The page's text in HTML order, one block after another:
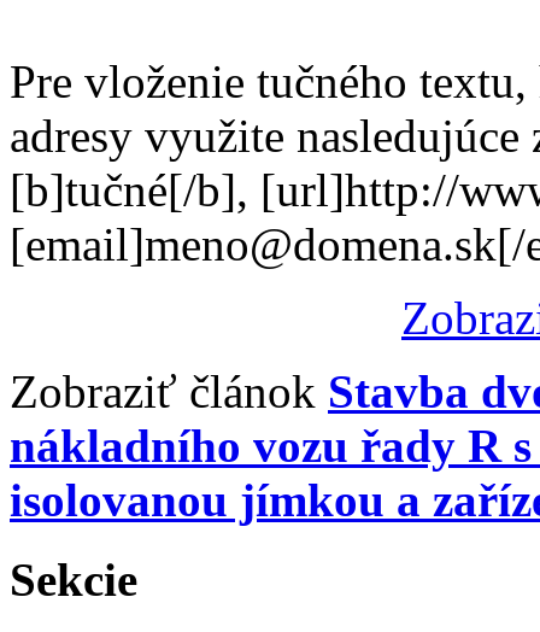
Pre vloženie tučného
adresy využite nasledujúce
[b]tučné[/b], [url]http://
Zobraziť článok Stavba
nákladního vozu řady R
isolovanou jímkou a
Sekcie